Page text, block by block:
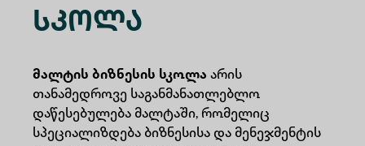
Სკოლა
მალტის ბიზნესის სკოლა არის
თანამედროვე საგანმანათლებლო
დაწესებულება მალტაში, რომელიც
სპეციალიზდება ბიზნესისა და მენეჯმენტის